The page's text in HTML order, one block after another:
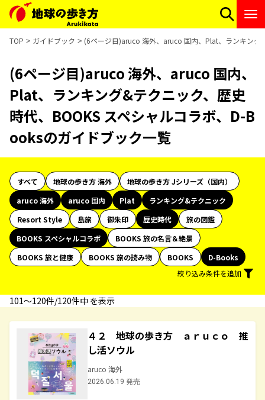
TOP ガイドブック (6ページ目)aruco 海外、aruco 国内、Plat、ランキング
(6ページ目)aruco 海外、aruco 国内、
Plat、ランキング&テクニック、歴史
時代、BOOKS スペシャルコラボ、D-B
ooksのガイドブック一覧
すべて 地球の歩き方 海外
地球の歩き方 Jシリーズ（国内）
aruco 海外
aruco 国内 Plat
ランキング&テクニック
Resort Style
島旅 御朱印 歴史時代
旅の図鑑
BOOKS スペシャルコラボ
BOOKS 旅の名言＆絶景
BOOKS 旅と健康
BOOKS 旅の読み物 BOOKS
D-Books
絞り込み条件を追加
101〜120件/120件中 を表示
４２ 地球の歩き方 ａｒｕｃｏ 推
し活ソウル
aruco 海外
2026.06.19 発売